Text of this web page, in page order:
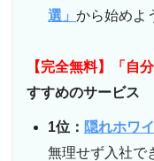
選」 から始めよ
【完全無料】「自
すすめのサービス
1位： 隠れホワ
無理せず入社で